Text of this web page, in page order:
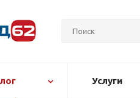
Услуги